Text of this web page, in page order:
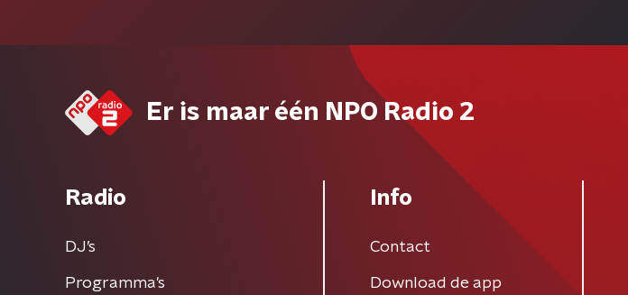
Er is maar één NPO Radio 2
Radio
DJ’s
Programma's
Info
Contact
Download de app